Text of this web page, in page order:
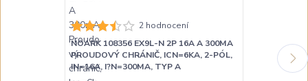
2 hodnocení
NOARK 108356 EX9L-N 2P 16A A 300MA
PROUDOVÝ CHRÁNIČ, ICN=6KA, 2-PÓL,
IN=16A, I?N=300MA, TYP A
NOARK
PROUDOVÝ
IN=25A,